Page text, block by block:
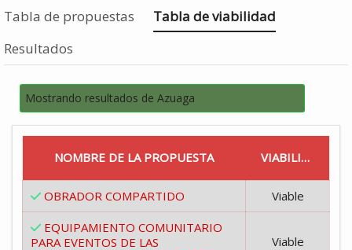
Tabla de propuestas Estás en
Tabla de viabilidad
Resultados
Mostrando resultados de Azuaga
NOMBRE DE LA PROPUESTA VIABILIDAD
OBRADOR COMPARTIDO
Viable
EQUIPAMIENTO COMUNITARIO
PARA EVENTOS DE LAS
Viable